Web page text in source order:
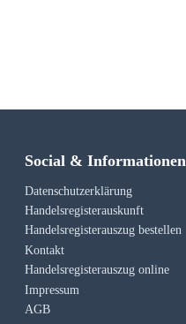
Social & Informationen
Datenschutzerklärung
Handelsregisterauskunft
Handelsregisterauszug bestellen
Kontakt
Handelsregisterauszug online
Impressum
AGB